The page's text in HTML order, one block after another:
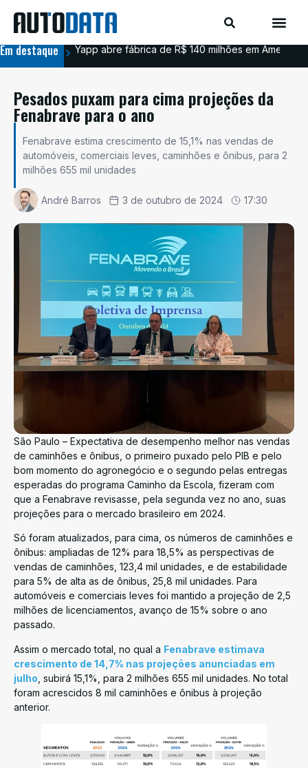
Em destaque Yapp abre fábrica de R$ 140 milhões em
Pesados puxam para cima projeções da
Fenabrave para o ano
Fenabrave estima crescimento de 15,1% nas vendas de
automóveis, comerciais leves, caminhões e ônibus, para 2
milhões 655 mil unidades
André Barros 3 de outubro de 2024 17:30
São Paulo – Expectativa de desempenho melhor nas vendas
de caminhões e ônibus, o primeiro puxado pelo PIB e pelo
bom momento do agronegócio e o segundo pelas entregas
esperadas do programa Caminho da Escola, fizeram com
que a Fenabrave revisasse, pela segunda vez no ano, suas
projeções para o mercado brasileiro em 2024.
Só foram atualizados, para cima, os números de caminhões e
ônibus: ampliadas de 12% para 18,5% as perspectivas de
vendas de caminhões, 123,4 mil unidades, e de estabilidade
para 5% de alta as de ônibus, 25,8 mil unidades. Para
automóveis e comerciais leves foi mantido a projeção de 2,5
milhões de licenciamentos, avanço de 15% sobre o ano
passado.
Assim o mercado total, no qual a Fenabrave estimava
crescimento de 14,7% nas projeções anunciadas em
julho , subirá 15,1%, para 2 milhões 655 mil unidades. No total
foram acrescidos 8 mil caminhões e ônibus à projeção
anterior.